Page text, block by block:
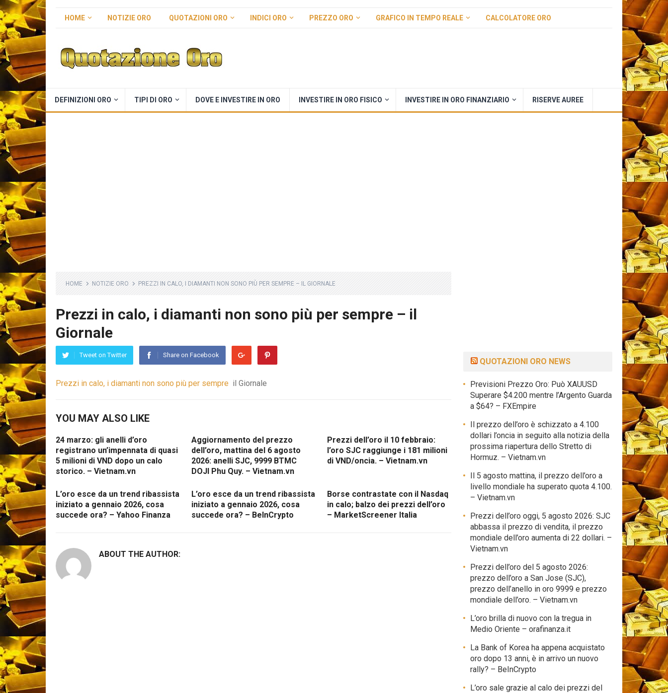
HOME NOTIZIE ORO QUOTAZIONI ORO INDICI ORO PREZZO ORO GRAFICO IN TEMPO REALE CALCOLATORE ORO
DEFINIZIONI ORO TIPI DI ORO DOVE E INVESTIRE IN ORO INVESTIRE IN ORO FISICO INVESTIRE IN ORO FINANZIARIO RISERVE AUREE
HOME NOTIZIE ORO PREZZI IN CALO, I DIAMANTI NON SONO PIÙ PER SEMPRE – IL GIORNALE
Prezzi in calo, i diamanti non sono più per sempre – il
Giornale
Tweet on Twitter Share on Facebook
Prezzi in calo, i diamanti non sono più per sempre il Giornale
YOU MAY ALSO LIKE
24 marzo: gli anelli d’oro
registrano un’impennata di quasi
5 milioni di VND dopo un calo
storico. – Vietnam.vn
Aggiornamento del prezzo
dell’oro, mattina del 6 agosto
2026: anelli SJC, 9999 BTMC
DOJI Phu Quy. – Vietnam.vn
Prezzi dell’oro il 10 febbraio:
l’oro SJC raggiunge i 181 milioni
di VND/oncia. – Vietnam.vn
L’oro esce da un trend ribassista
iniziato a gennaio 2026, cosa
succede ora? – Yahoo Finanza
L’oro esce da un trend ribassista
iniziato a gennaio 2026, cosa
succede ora? – BeInCrypto
Borse contrastate con il Nasdaq
in calo; balzo dei prezzi dell’oro
– MarketScreener Italia
ABOUT THE AUTHOR:
QUOTAZIONI ORO NEWS
Previsioni Prezzo Oro: Può XAUUSD
Superare $4.200 mentre l’Argento Guarda
a $64? – FXEmpire
Il prezzo dell’oro è schizzato a 4.100
dollari l’oncia in seguito alla notizia della
prossima riapertura dello Stretto di
Hormuz. – Vietnam.vn
Il 5 agosto mattina, il prezzo dell’oro a
livello mondiale ha superato quota 4.100.
– Vietnam.vn
Prezzi dell’oro oggi, 5 agosto 2026: SJC
abbassa il prezzo di vendita, il prezzo
mondiale dell’oro aumenta di 22 dollari. –
Vietnam.vn
Prezzi dell’oro del 5 agosto 2026:
prezzo dell’oro a San Jose (SJC),
prezzo dell’anello in oro 9999 e prezzo
mondiale dell’oro. – Vietnam.vn
L’oro brilla di nuovo con la tregua in
Medio Oriente – orafinanza.it
La Bank of Korea ha appena acquistato
oro dopo 13 anni, è in arrivo un nuovo
rally? – BeInCrypto
L’oro sale grazie al calo dei prezzi del